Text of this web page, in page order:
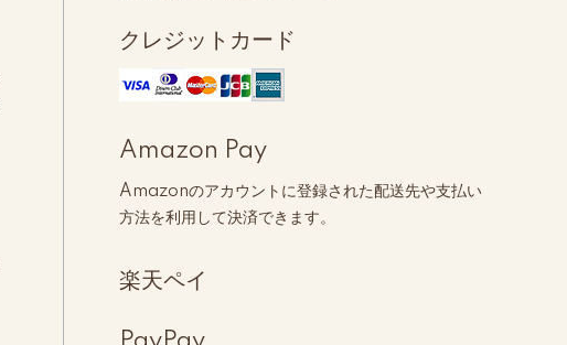
クレジットカード
Amazon Pay
Amazonのアカウントに登録された配送先や支払い
方法を利用して決済できます。
楽天ペイ